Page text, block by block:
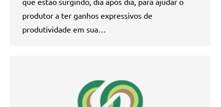
produtor a ter ganhos expressivos de
produtividade em sua…